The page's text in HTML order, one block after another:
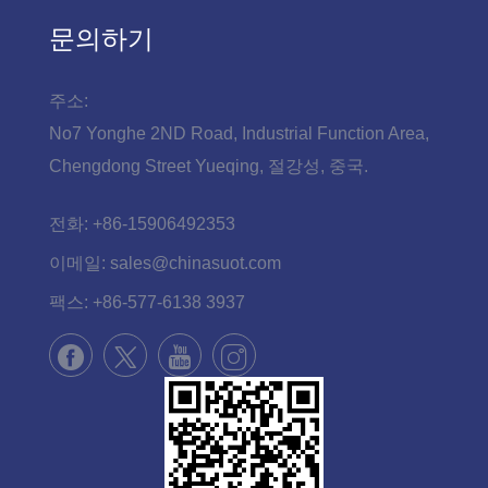
문의하기
주소:
No7 Yonghe 2ND Road, Industrial Function Area,
Chengdong Street Yueqing, 절강성, 중국.
전화: +86-15906492353
이메일: sales@chinasuot.com
팩스: +86-577-6138 3937